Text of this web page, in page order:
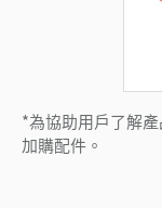
*為協助用戶了解
加購配件。